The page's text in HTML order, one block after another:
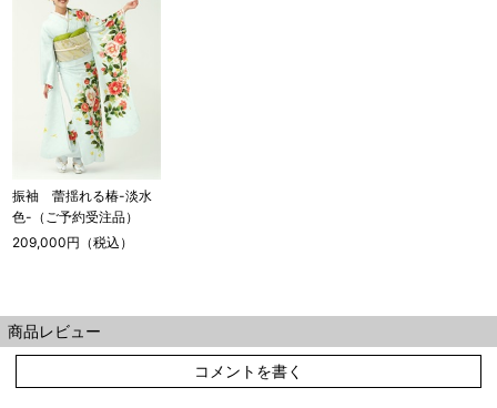
振袖 蕾揺れる椿-淡水
色-（ご予約受注品）
209,000円（税込）
商品レビュー
コメントを書く